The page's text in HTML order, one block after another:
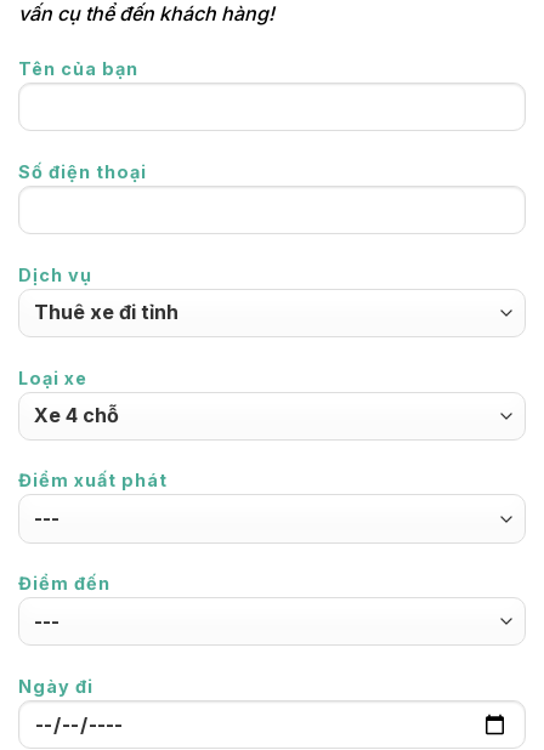
vấn cụ thể đến khách hàng!
Tên của bạn
Số điện thoại
Dịch vụ
Loại xe
Điểm xuất phát
Điểm đến
Ngày đi